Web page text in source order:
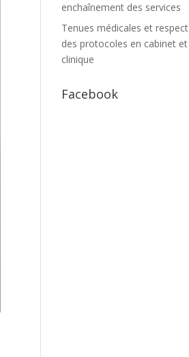
enchaînement des services
Tenues médicales et respect
des protocoles en cabinet et
clinique
Facebook